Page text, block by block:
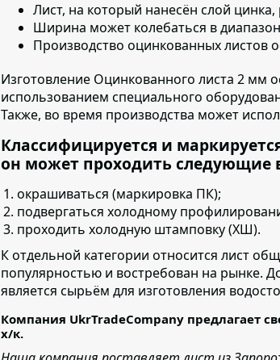
Лист, на который нанесён слой цинка,
Ширина может колебаться в
Производство оцинкованных листов
Изготовление Оцинкованного листа 2 мм
использованием специального
Также, во время производства может
Классифицируется и
он может проходить следующие
окрашиваться (маркировка ПК);
подвергаться холодному
проходить холодную штамповку (ХШ).
К отдельной категории относится лист
популярностью и востребован на рынке.
является сырьём для изготовления
Компания UkrTradeCompany предлагает
х/к.